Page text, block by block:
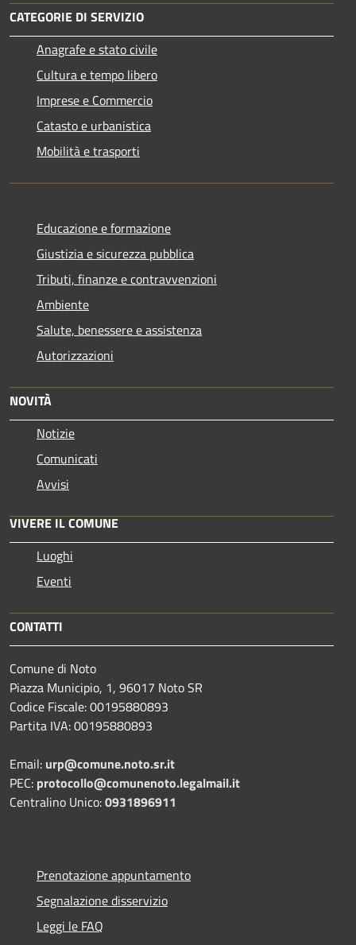
CATEGORIE DI SERVIZIO
Anagrafe e stato civile
Cultura e tempo libero
Imprese e Commercio
Catasto e urbanistica
Mobilità e trasporti
Educazione e formazione
Giustizia e sicurezza pubblica
Tributi, finanze e contravvenzioni
Ambiente
Salute, benessere e assistenza
Autorizzazioni
NOVITÀ
Notizie
Comunicati
Avvisi
VIVERE IL COMUNE
Luoghi
Eventi
CONTATTI
Comune di Noto
Piazza Municipio, 1, 96017 Noto SR
Codice Fiscale: 00195880893
Partita IVA: 00195880893
Email: urp@comune.noto.sr.it
PEC: protocollo@comunenoto.legalmail.it
Centralino Unico:0931896911
Prenotazione appuntamento
Segnalazione disservizio
Leggi le FAQ